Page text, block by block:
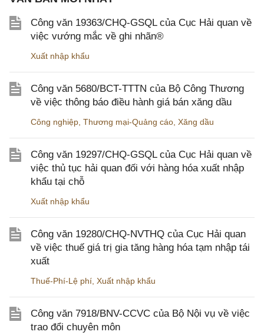
Công văn 19363/CHQ-GSQL của Cục Hải quan về
việc vướng mắc về ghi nhãn®
Xuất nhập khẩu
Công văn 5680/BCT-TTTN của Bộ Công Thương
về việc thông báo điều hành giá bán xăng dầu
Công nghiệp Thương mại-Quảng cáo Xăng dầu
Công văn 19297/CHQ-GSQL của Cục Hải quan về
việc thủ tục hải quan đối với hàng hóa xuất nhập
khẩu tại chỗ
Xuất nhập khẩu
Công văn 19280/CHQ-NVTHQ của Cục Hải quan
về việc thuế giá trị gia tăng hàng hóa tạm nhập tái
xuất
Thuế-Phí-Lệ phí Xuất nhập khẩu
Công văn 7918/BNV-CCVC của Bộ Nội vụ về việc
trao đổi chuyên môn